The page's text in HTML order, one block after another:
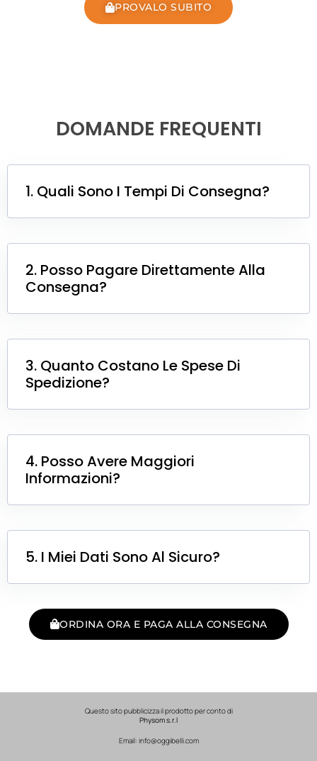
PROVALO SUBITO
DOMANDE FREQUENTI
1. Quali Sono I Tempi Di Consegna?
2. Posso Pagare Direttamente Alla
Consegna?
3. Quanto Costano Le Spese Di
Spedizione?
4. Posso Avere Maggiori
Informazioni?
5. I Miei Dati Sono Al Sicuro?
ORDINA ORA E PAGA ALLA CONSEGNA
Questo sito pubblicizza il prodotto per conto di
Physom s.r.l
Email: info@oggibelli.com